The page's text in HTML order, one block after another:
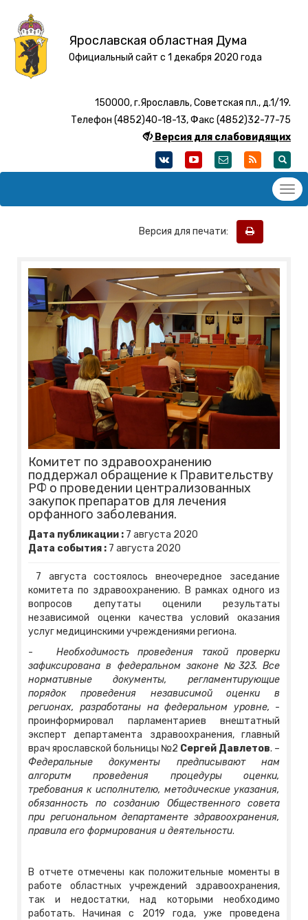
Ярославская областная Дума
Официальный сайт с 1 декабря 2020 года
150000, г.Ярославль, Советская пл., д.1/19.
Телефон (4852)40-18-13, Факс (4852)32-77-75
Версия для слабовидящих
Версия для печати:
Комитет по здравоохранению
поддержал обращение к Правительству
РФ о проведении централизованных
закупок препаратов для лечения
орфанного заболевания.
Дата публикации : 7 августа 2020
Дата события : 7 августа 2020
7 августа состоялось внеочередное заседание
комитета по здравоохранению. В рамках одного из
вопросов депутаты оценили результаты
независимой оценки качества условий оказания
услуг медицинскими учреждениями региона.
- Необходимость проведения такой проверки
зафиксирована в федеральном законе №323. Все
нормативные документы, регламентирующие
порядок проведения независимой оценки в
регионах, разработаны на федеральном уровне, -
проинформировал парламентариев внештатный
эксперт департамента здравоохранения, главный
врач ярославской больницы №2 Сергей Давлетов. –
Федеральные документы предписывают нам
алгоритм проведения процедуры оценки,
требования к исполнителю, методические указания,
обязанность по созданию Общественного совета
при региональном департаменте здравоохранения,
правила его формирования и деятельности.
В отчете отмечены как положительные моменты в
работе областных учреждений здравоохранения,
так и недостатки, над которыми необходимо
работать. Начиная с 2019 года, уже проведена